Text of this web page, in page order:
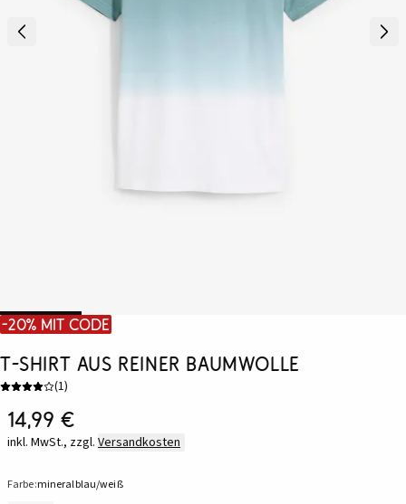
-20% mit Code
T-Shirt aus reiner Baumwolle
(1)
14,99 €
inkl. MwSt., zzgl. Versandkosten
Farbe:mineralblau/weiß